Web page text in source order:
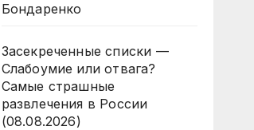
Бондаренко
Засекреченные списки —
Слабоумие или отвага?
Самые страшные
развлечения в России
(08.08.2026)